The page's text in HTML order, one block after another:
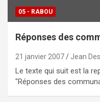
05 - RABOU
Réponses des
21 janvier 2007 Jean
Le texte qui suit est la
"Réponses des